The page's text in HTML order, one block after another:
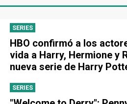
SERIES
HBO confirmó a los
vida a Harry, Hermione y
nueva serie de Harry
SERIES